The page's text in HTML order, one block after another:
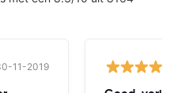
11-2019